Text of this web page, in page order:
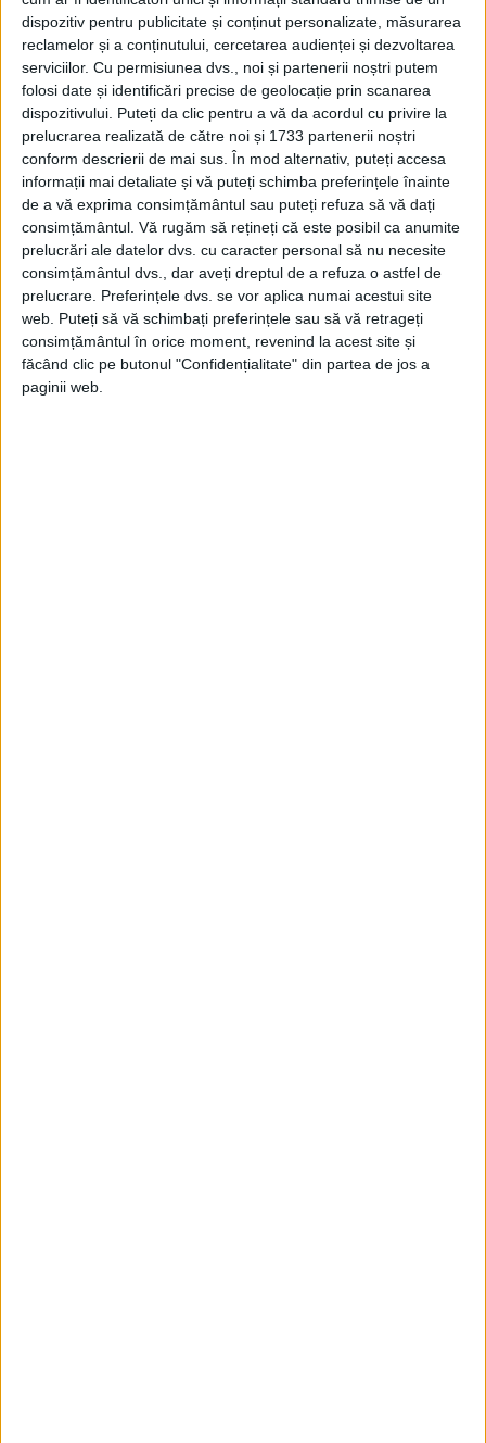
dispozitiv pentru publicitate și conținut personalizate, măsurarea
reclamelor și a conținutului, cercetarea audienței și dezvoltarea
serviciilor. Cu permisiunea dvs., noi și partenerii noștri putem
folosi date și identificări precise de geolocație prin scanarea
dispozitivului. Puteți da clic pentru a vă da acordul cu privire la
prelucrarea realizată de către noi și 1733 partenerii noștri
conform descrierii de mai sus. În mod alternativ, puteți accesa
informații mai detaliate și vă puteți schimba preferințele înainte
de a vă exprima consimțământul sau puteți refuza să vă dați
consimțământul. Vă rugăm să rețineți că este posibil ca anumite
prelucrări ale datelor dvs. cu caracter personal să nu necesite
consimțământul dvs., dar aveți dreptul de a refuza o astfel de
prelucrare. Preferințele dvs. se vor aplica numai acestui site
web. Puteți să vă schimbați preferințele sau să vă retrageți
consimțământul în orice moment, revenind la acest site și
făcând clic pe butonul "Confidențialitate" din partea de jos a
paginii web.
ETICHETE:
PUBLICAT IN CATEGORIILE: IULIE 2021
DISTRIBUIE ȘTIREA:
FACEBOOK
TWITTER
DACĂ VA PLAC MATERIALELE PUBLICATE, VA INVITĂM SĂ NE URMĂRIȚI
ȘI PE PAGINA NOASTRĂ DE FACEBOOK
RECOMANDARI PENTRU TINE
Istoria sloturilor: de la primele aparate
la sloturile online
Istoria dezvoltării cazinourilor în
România: de la saloane sociale, la era